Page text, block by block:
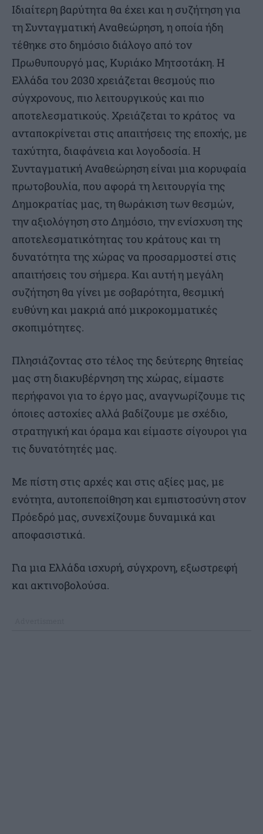
Ιδιαίτερη βαρύτητα θα έχει και η συζήτηση για
τη Συνταγματική Αναθεώρηση, η οποία ήδη
τέθηκε στο δημόσιο διάλογο από τον
Πρωθυπουργό μας, Κυριάκο Μητσοτάκη. Η
Ελλάδα του 2030 χρειάζεται θεσμούς πιο
σύγχρονους, πιο λειτουργικούς και πιο
αποτελεσματικούς. Χρειάζεται το κράτος να
ανταποκρίνεται στις απαιτήσεις της εποχής, με
ταχύτητα, διαφάνεια και λογοδοσία. Η
Συνταγματική Αναθεώρηση είναι μια κορυφαία
πρωτοβουλία, που αφορά τη λειτουργία της
Δημοκρατίας μας, τη θωράκιση των θεσμών,
την αξιολόγηση στο Δημόσιο, την ενίσχυση της
αποτελεσματικότητας του κράτους και τη
δυνατότητα της χώρας να προσαρμοστεί στις
απαιτήσεις του σήμερα. Και αυτή η μεγάλη
συζήτηση θα γίνει με σοβαρότητα, θεσμική
ευθύνη και μακριά από μικροκομματικές
σκοπιμότητες.
Πλησιάζοντας στο τέλος της δεύτερης θητείας
μας στη διακυβέρνηση της χώρας, είμαστε
περήφανοι για το έργο μας, αναγνωρίζουμε τις
όποιες αστοχίες αλλά βαδίζουμε με σχέδιο,
στρατηγική και όραμα και είμαστε σίγουροι για
τις δυνατότητές μας.
Με πίστη στις αρχές και στις αξίες μας, με
ενότητα, αυτοπεποίθηση και εμπιστοσύνη στον
Πρόεδρό μας, συνεχίζουμε δυναμικά και
αποφασιστικά.
Για μια Ελλάδα ισχυρή, σύγχρονη, εξωστρεφή
και ακτινοβολούσα.